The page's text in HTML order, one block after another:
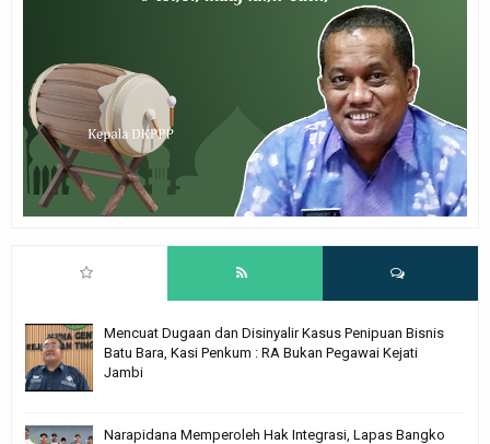
Mencuat Dugaan dan Disinyalir Kasus Penipuan Bisnis
Batu Bara, Kasi Penkum : RA Bukan Pegawai Kejati
Jambi
Narapidana Memperoleh Hak Integrasi, Lapas Bangko